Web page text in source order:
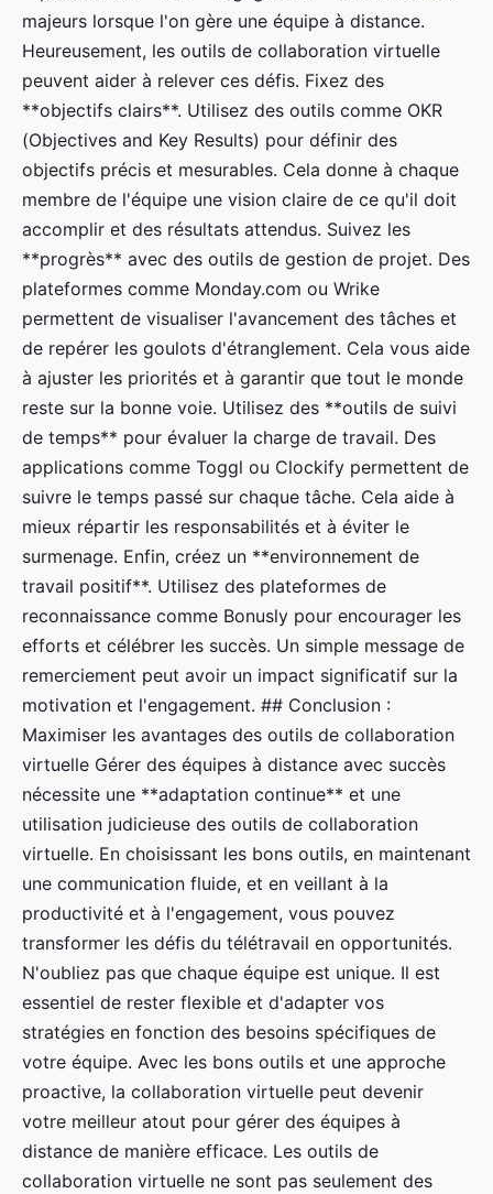
majeurs lorsque l'on gère une équipe à distance.
Heureusement, les outils de collaboration virtuelle
peuvent aider à relever ces défis. Fixez des
**objectifs clairs**. Utilisez des outils comme OKR
(Objectives and Key Results) pour définir des
objectifs précis et mesurables. Cela donne à chaque
membre de l'équipe une vision claire de ce qu'il doit
accomplir et des résultats attendus. Suivez les
**progrès** avec des outils de gestion de projet. Des
plateformes comme Monday.com ou Wrike
permettent de visualiser l'avancement des tâches et
de repérer les goulots d'étranglement. Cela vous aide
à ajuster les priorités et à garantir que tout le monde
reste sur la bonne voie. Utilisez des **outils de suivi
de temps** pour évaluer la charge de travail. Des
applications comme Toggl ou Clockify permettent de
suivre le temps passé sur chaque tâche. Cela aide à
mieux répartir les responsabilités et à éviter le
surmenage. Enfin, créez un **environnement de
travail positif**. Utilisez des plateformes de
reconnaissance comme Bonusly pour encourager les
efforts et célébrer les succès. Un simple message de
remerciement peut avoir un impact significatif sur la
motivation et l'engagement. ## Conclusion :
Maximiser les avantages des outils de collaboration
virtuelle Gérer des équipes à distance avec succès
nécessite une **adaptation continue** et une
utilisation judicieuse des outils de collaboration
virtuelle. En choisissant les bons outils, en maintenant
une communication fluide, et en veillant à la
productivité et à l'engagement, vous pouvez
transformer les défis du télétravail en opportunités.
N'oubliez pas que chaque équipe est unique. Il est
essentiel de rester flexible et d'adapter vos
stratégies en fonction des besoins spécifiques de
votre équipe. Avec les bons outils et une approche
proactive, la collaboration virtuelle peut devenir
votre meilleur atout pour gérer des équipes à
distance de manière efficace. Les outils de
collaboration virtuelle ne sont pas seulement des